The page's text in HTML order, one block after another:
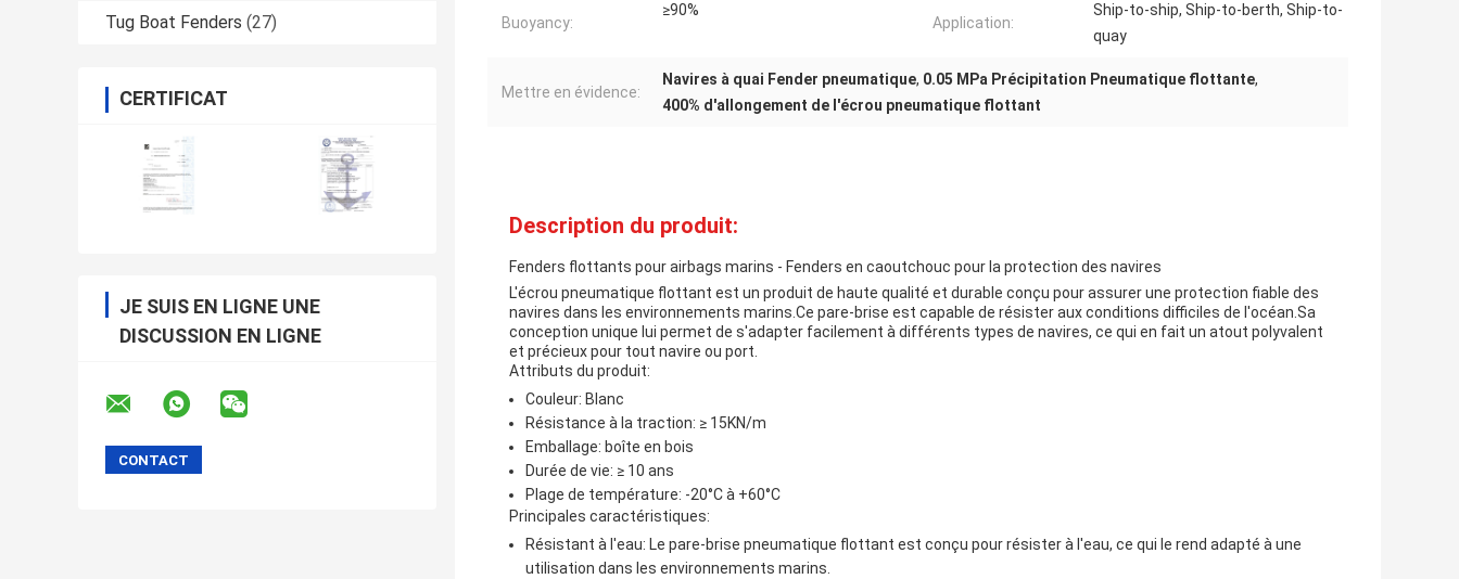
Tug Boat Fenders (27)
CERTIFICAT
JE SUIS EN LIGNE UNE
DISCUSSION EN LIGNE
Buoyancy:
≥90%
Application:
Ship-to-ship, Ship-to-berth, Ship-to-
quay
Mettre en évidence:
Navires à quai Fender pneumatique, 0.05 MPa Précipitation Pneumatique flottante,
400% d'allongement de l'écrou pneumatique flottant
Description du produit:
Fenders flottants pour airbags marins - Fenders en caoutchouc pour la protection des navires
L'écrou pneumatique flottant est un produit de haute qualité et durable conçu pour assurer une protection fiable des
navires dans les environnements marins.Ce pare-brise est capable de résister aux conditions difficiles de l'océan.Sa
conception unique lui permet de s'adapter facilement à différents types de navires, ce qui en fait un atout polyvalent
et précieux pour tout navire ou port.
Attributs du produit:
Couleur: Blanc
Résistance à la traction: ≥ 15KN/m
Emballage: boîte en bois
Durée de vie: ≥ 10 ans
Plage de température: -20°C à +60°C
Principales caractéristiques:
Résistant à l'eau: Le pare-brise pneumatique flottant est conçu pour résister à l'eau, ce qui le rend adapté à une
utilisation dans les environnements marins.